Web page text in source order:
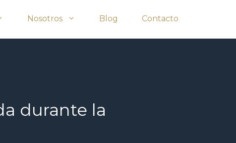
Nosotros Blog Contacto
durante la